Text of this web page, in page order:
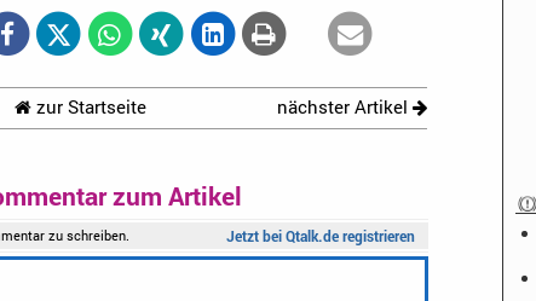
zur Startseite nächster Artikel
zum Artikel